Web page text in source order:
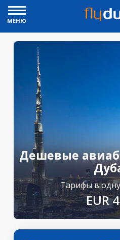
МЕНЮ
Дешевые
Тарифы в
EUR